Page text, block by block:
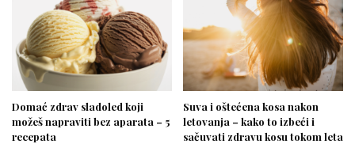
Domać zdrav sladoled koji
možeš napraviti bez aparata – 5
recepata
Suva i oštećena kosa nakon
letovanja – kako to izbeći i
sačuvati zdravu kosu tokom leta